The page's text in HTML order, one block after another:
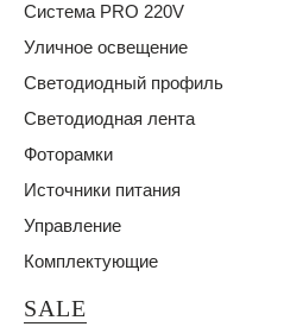
Система PRO 220V
Уличное освещение
Светодиодный профиль
Светодиодная лента
Фоторамки
Источники питания
Управление
Комплектующие
SALE